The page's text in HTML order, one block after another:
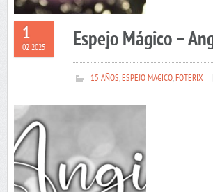
1
02 2025 Espejo Mágico –
15 AÑOS,ESPEJO MAGICO,FOTERIX